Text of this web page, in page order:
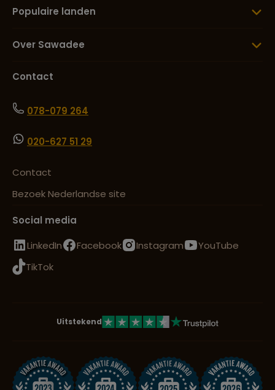
Populaire landen
Over Sawadee
Contact
078-079 264
020-627 51 29
Contact
Bezoek Nederlandse site
Social media
LinkedIn
Facebook Instagram
YouTube
TikTok
Uitstekend